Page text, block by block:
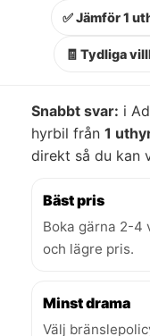
✅ Jämför 1
🧾 Tydliga
Snabbt svar: i
hyrbil från 1
direkt så du kan
Bäst pris
Boka gärna 2-4
och lägre pris.
Minst drama
Välj